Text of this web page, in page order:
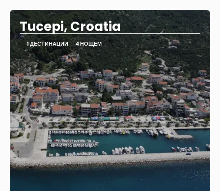
Tucepi, Croatia
1 ДЕСТИНАЦИИ 4 НОЩЕМ